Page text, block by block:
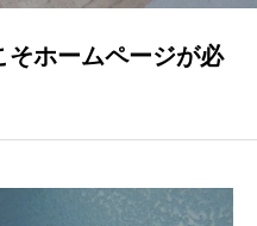
そホームページが必